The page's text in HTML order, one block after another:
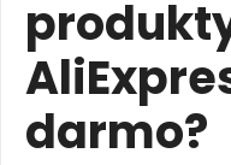
darmo?